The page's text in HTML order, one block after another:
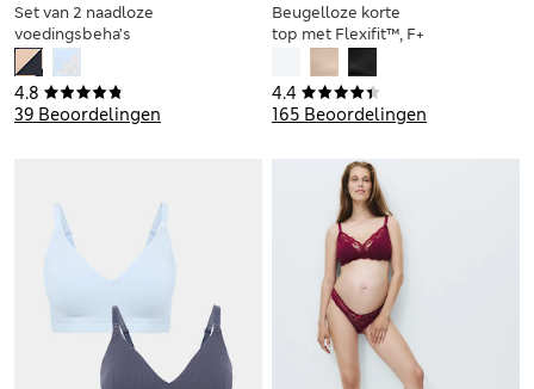
4.8
39 Beoordelingen
Set van 2 naadloze
voedingsbeha’s
zonder beugel
4.4
165 Beoordelingen
Beugelloze korte
top met Flexifit™, F+